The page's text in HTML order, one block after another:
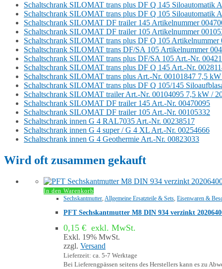
Schaltschrank SILOMAT trans plus DF Q 145 Siloautomatik
Schaltschrank SILOMAT trans plus DF Q 105 Siloautomatik
Schaltschrank SILOMAT DF trailer 145 Artikelnummer
Schaltschrank SILOMAT DF trailer 105 Artikelnummer
Schaltschrank SILOMAT trans plus DF Q 105 Artikelnummer
Schaltschrank SILOMAT trans DF/SA 105 Artikelnummer
Schaltschrank SILOMAT trans plus DF/SA 105 Art.-Nr.
Schaltschrank SILOMAT trans plus DF Q 145 Art.-Nr.
Schaltschrank SILOMAT trans plus Art.-Nr. 00101847 7,5
Schaltschrank SILOMAT trans plus DF Q 105/145
Schaltschrank SILOMAT trailer Art.-Nr. 00104095 7,5 kW /
Schaltschrank SILOMAT DF trailer 145 Art.-Nr. 00470095
Schaltschrank SILOMAT DF trailer 105 Art.-Nr. 00105332
Schaltschrank innen G 4 RAL7035 Art.-Nr. 00238517
Schaltschrank innen G 4 super / G 4 XL Art.-Nr. 00254666
Schaltschrank innen G 4 Geothermie Art.-Nr. 00823033
Wird oft zusammen gekauft
In den Warenkorb
Sechskantmutter, Allgemeine Ersatzteile & Sets, Eisenwaren &
PFT Sechskantmutter M8 DIN 934 verzinkt
0,15 € exkl. MwSt.
Exkl. 19% MwSt.
zzgl. Versand
Lieferzeit: ca. 5-7 Werktage
Bei Lieferengpässen seitens des Herstellers kann es zu